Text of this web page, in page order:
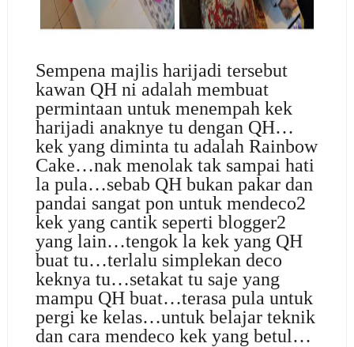
Sempena majlis harijadi tersebut
kawan QH ni adalah membuat
permintaan untuk menempah kek
harijadi anaknye tu dengan QH…
kek yang diminta tu adalah Rainbow
Cake…nak menolak tak sampai hati
la pula…sebab QH bukan pakar dan
pandai sangat pon untuk mendeco2
kek yang cantik seperti blogger2
yang lain…tengok la kek yang QH
buat tu…terlalu simplekan deco
keknya tu…setakat tu saje yang
mampu QH buat…terasa pula untuk
pergi ke kelas…untuk belajar teknik
dan cara mendeco kek yang betul…